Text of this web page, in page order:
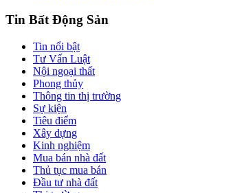
Tin Bất Động Sản
Tin nổi bật
Tư Vấn Luật
Nội ngoại thất
Phong thủy
Thông tin thị trường
Sự kiện
Tiêu điểm
Xây dựng
Kinh nghiệm
Mua bán nhà đất
Thủ tục mua bán
Đầu tư nhà đất